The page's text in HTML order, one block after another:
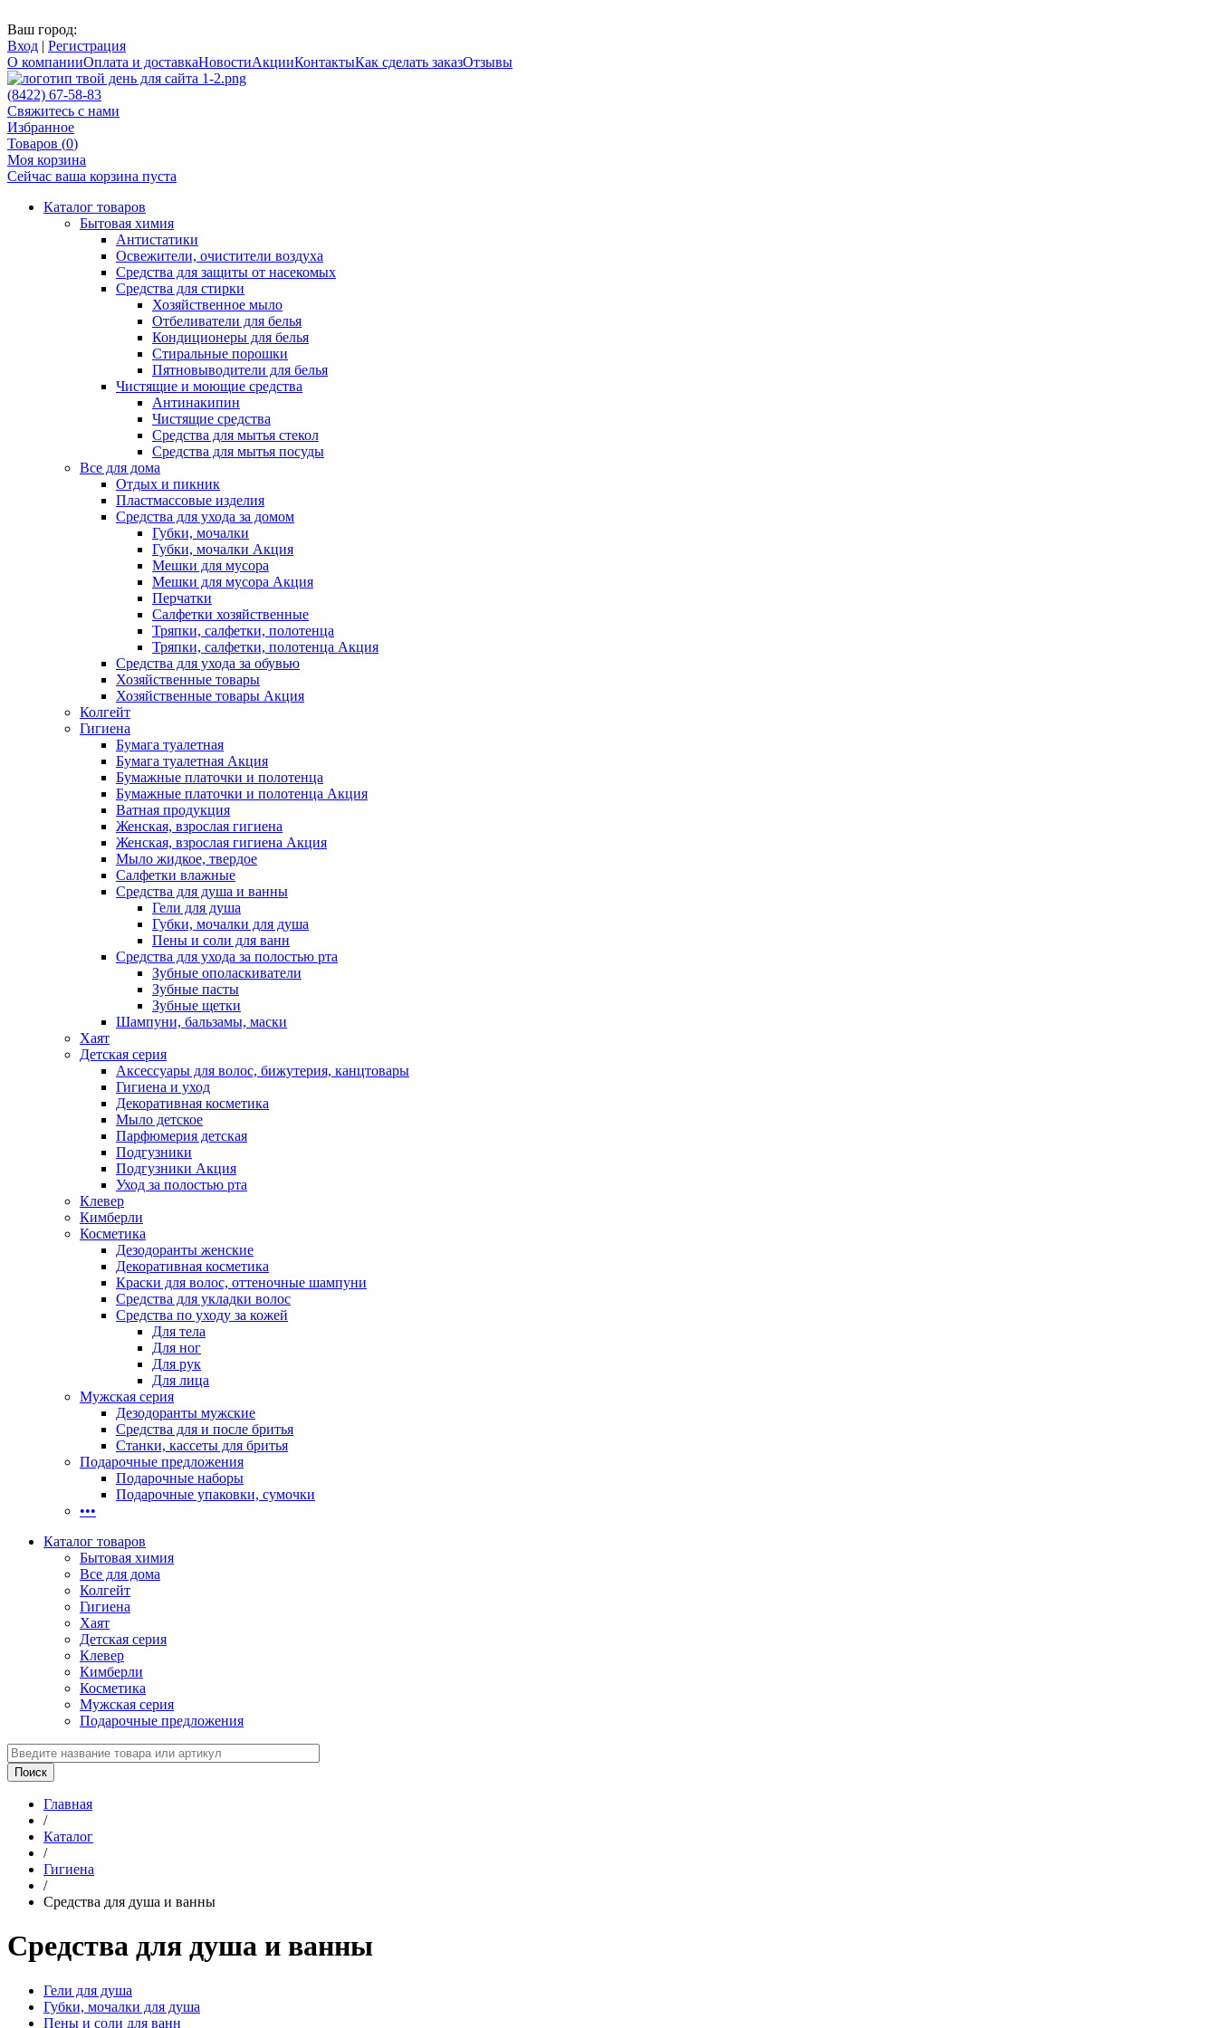
Ваш город:
Вход | Регистрация
О компанииОплата и доставкаНовостиАкцииКонтактыКак сделать заказОтзывы
(8422) 67-58-83
Свяжитесь с нами
Избранное
Товаров (0)
Моя корзина
Сейчас ваша корзина пуста
Каталог товаров
Бытовая химия
Антистатики
Освежители, очистители воздуха
Средства для защиты от насекомых
Средства для стирки
Хозяйственное мыло
Отбеливатели для белья
Кондиционеры для белья
Стиральные порошки
Пятновыводители для белья
Чистящие и моющие средства
Антинакипин
Чистящие средства
Средства для мытья стекол
Средства для мытья посуды
Все для дома
Отдых и пикник
Пластмассовые изделия
Средства для ухода за домом
Губки, мочалки
Губки, мочалки Акция
Мешки для мусора
Мешки для мусора Акция
Перчатки
Салфетки хозяйственные
Тряпки, салфетки, полотенца
Тряпки, салфетки, полотенца Акция
Средства для ухода за обувью
Хозяйственные товары
Хозяйственные товары Акция
Колгейт
Гигиена
Бумага туалетная
Бумага туалетная Акция
Бумажные платочки и полотенца
Бумажные платочки и полотенца Акция
Ватная продукция
Женская, взрослая гигиена
Женская, взрослая гигиена Акция
Мыло жидкое, твердое
Салфетки влажные
Средства для душа и ванны
Гели для душа
Губки, мочалки для душа
Пены и соли для ванн
Средства для ухода за полостью рта
Зубные ополаскиватели
Зубные пасты
Зубные щетки
Шампуни, бальзамы, маски
Хаят
Детская серия
Аксессуары для волос, бижутерия, канцтовары
Гигиена и уход
Декоративная косметика
Мыло детское
Парфюмерия детская
Подгузники
Подгузники Акция
Уход за полостью рта
Клевер
Кимберли
Косметика
Дезодоранты женские
Декоративная косметика
Краски для волос, оттеночные шампуни
Средства для укладки волос
Средства по уходу за кожей
Для тела
Для ног
Для рук
Для лица
Мужская серия
Дезодоранты мужские
Средства для и после бритья
Станки, кассеты для бритья
Подарочные предложения
Подарочные наборы
Подарочные упаковки, сумочки
•••
Каталог товаров
Бытовая химия
Все для дома
Колгейт
Гигиена
Хаят
Детская серия
Клевер
Кимберли
Косметика
Мужская серия
Подарочные предложения
Главная
/
Каталог
/
Гигиена
/
Средства для душа и ванны
Средства для душа и ванны
Гели для душа
Губки, мочалки для душа
Пены и соли для ванн